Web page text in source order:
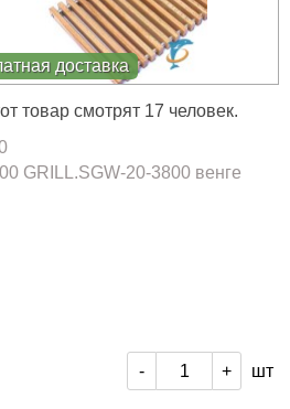
доставка
товар смотрят 17 человек.
GRILL.SGW-20-3800 венге
- + шт